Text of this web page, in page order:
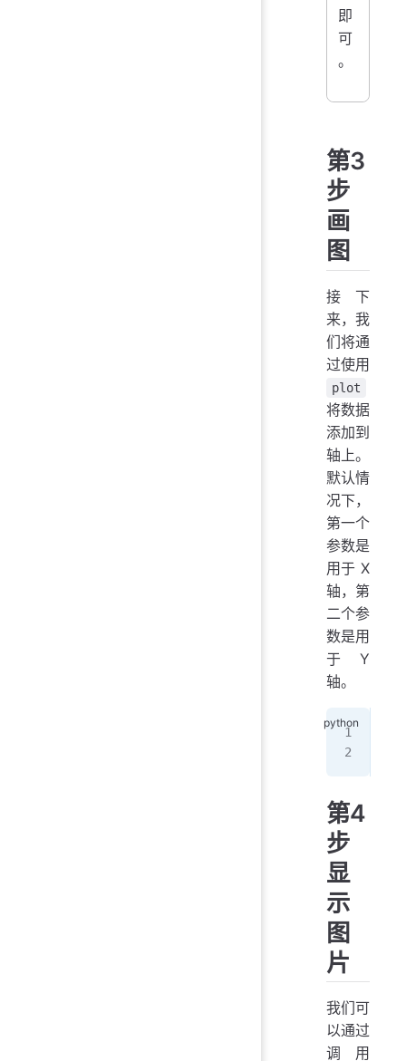
即
可
。
第3
步
画
图
接下
来，我
们将通
过使用
plot
将数据
添加到
轴上。
默认情
况下，
第一个
参数是
用于 X
轴，第
二个参
数是用
于 Y
轴。
第4
步
显
示
图
片
我们可
以通过
调用